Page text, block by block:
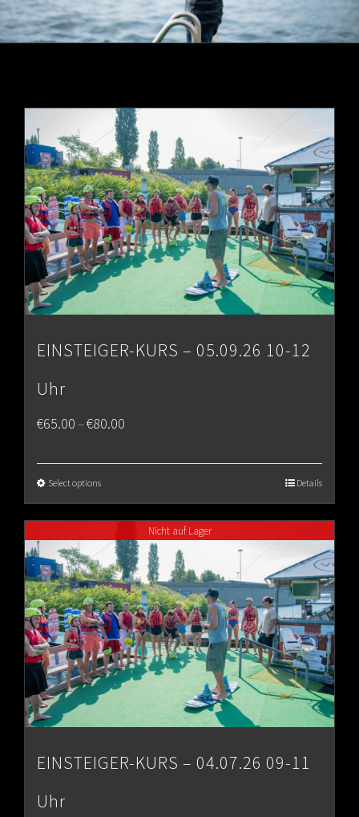
EINSTEIGER-KURS – 05.09.26 10-12
Uhr
€65.00–€80.00
€80.00
Select options Details
Nicht auf Lager
EINSTEIGER-KURS – 04.07.26 09-11
Uhr